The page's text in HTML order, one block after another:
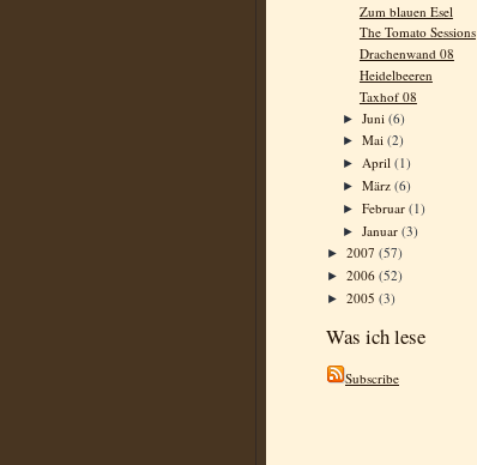
Zum blauen Esel
The Tomato Sessions
Drachenwand 08
Heidelbeeren
Taxhof 08
►Juni(6)
►Mai(2)
► April(1)
►März(6)
►Februar(1)
►Januar(3)
► 2007 (57)
► 2006 (52)
► 2005 (3)
Was ich lese
Subscribe